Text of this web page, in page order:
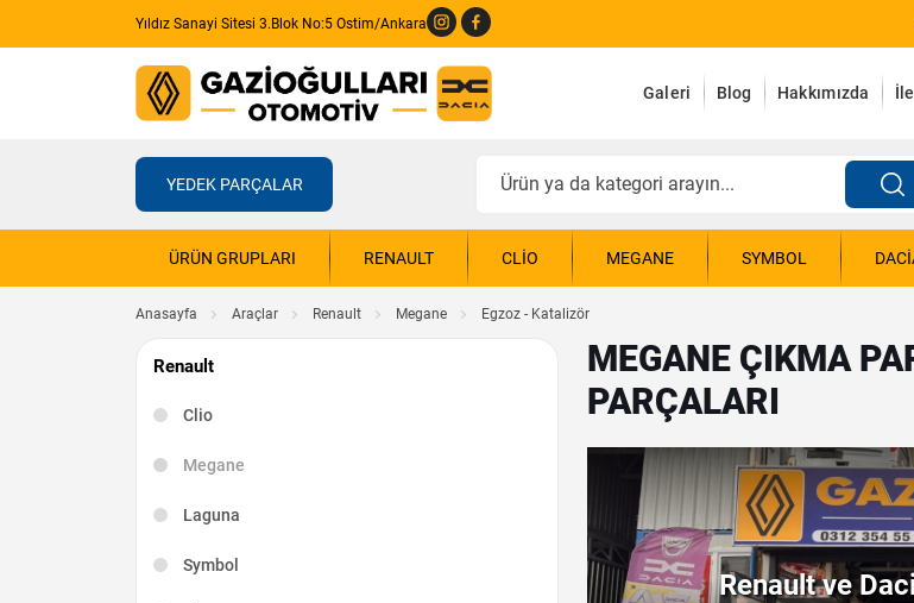
Yıldız Sanayi Sitesi 3.Blok No:5 Ostim/Ankara
Galeri Blog Hakkımızda
YEDEK PARÇALAR
ÜRÜN GRUPLARI RENAULT CLIO MEGANE SYMBOL
Anasayfa Araçlar Renault Megane Egzoz - Katalizör
Renault
Clio
Megane
Laguna
Symbol
MEGANE ÇIKMA
PARÇALARI
Renault ve